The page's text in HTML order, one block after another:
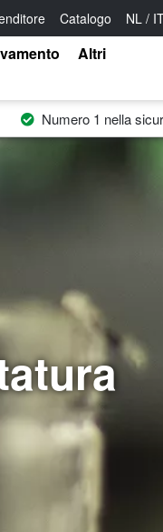
Catalogo NL /
Altri
Numero 1 nella